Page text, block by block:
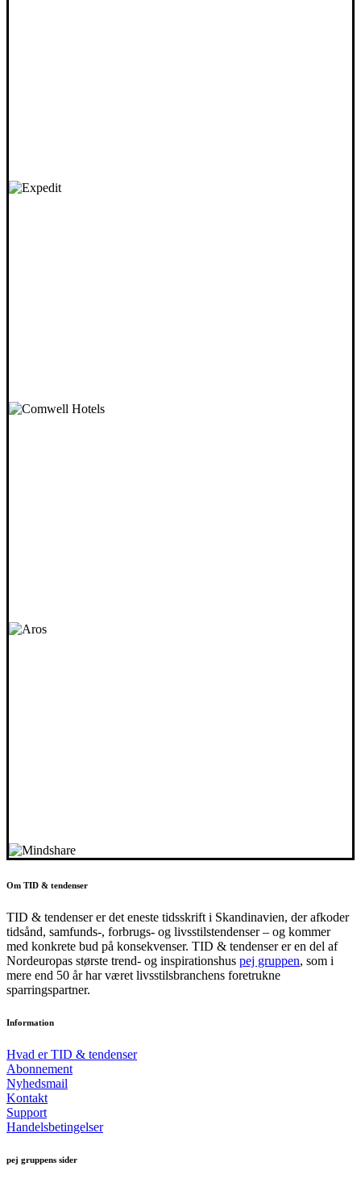
Om TID & tendenser
TID & tendenser er det eneste tidsskrift i Skandinavien, der afkoder
tidsånd, samfunds-, forbrugs- og livsstilstendenser – og kommer
med konkrete bud på konsekvenser. TID & tendenser er en del af
Nordeuropas største trend- og inspirationshus pej gruppen, som i
mere end 50 år har været livsstilsbranchens foretrukne
sparringspartner.
Information
Hvad er TID & tendenser
Abonnement
Nyhedsmail
Kontakt
Support
Handelsbetingelser
pej gruppens sider